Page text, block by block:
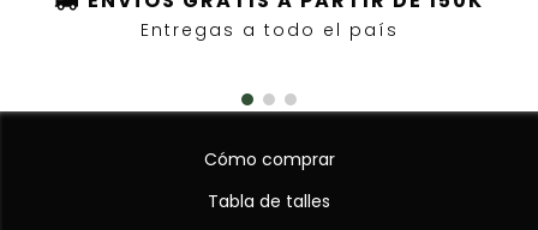
Entregas a todo el país
Cómo comprar
Tabla de talles